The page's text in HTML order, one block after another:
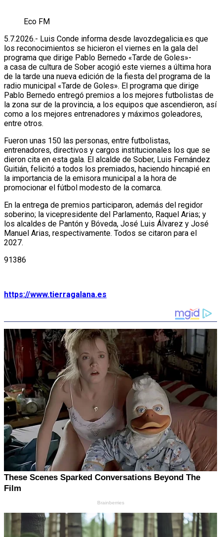
Eco FM
5.7.2026.- Luis Conde informa desde lavozdegalicia.es que
los reconocimientos se hicieron el viernes en la gala del
programa que dirige Pablo Bernedo «Tarde de Goles»-
a casa de cultura de Sober acogió este viernes a última hora
de la tarde una nueva edición de la fiesta del programa de la
radio municipal «Tarde de Goles». El programa que dirige
Pablo Bernedo entregó premios a los mejores futbolistas de
la zona sur de la provincia, a los equipos que ascendieron, así
como a los mejores entrenadores y máximos goleadores,
entre otros.
Fueron unas 150 las personas, entre futbolistas,
entrenadores, directivos y cargos institucionales los que se
dieron cita en esta gala. El alcalde de Sober, Luis Fernández
Guitián, felicitó a todos los premiados, haciendo hincapié en
la importancia de la emisora municipal a la hora de
promocionar el fútbol modesto de la comarca.
En la entrega de premios participaron, además del regidor
soberino; la vicepresidente del Parlamento, Raquel Arias; y
los alcaldes de Pantón y Bóveda, José Luis Álvarez y José
Manuel Arias, respectivamente. Todos se citaron para el
2027.
91386
https://www.tierragalana.es